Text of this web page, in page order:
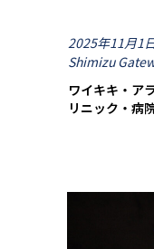
2025年11月1
Shimizu
ワイキキ・ア
リニック・病